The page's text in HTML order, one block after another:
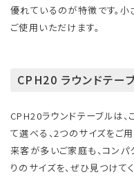
優れているのが特徴です。
ご使用いただけます。
CPH20 ラウンドテー
CPH20ラウンドテーブルは
て選べる、2つのサイズをご用
来客が多いご家庭も、コンパ
りのサイズを、ぜひ見つけて